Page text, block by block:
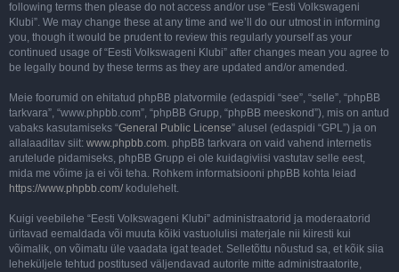
following terms then please do not access and/or use “Eesti Volkswageni
Klubi”. We may change these at any time and we’ll do our utmost in informing
you, though it would be prudent to review this regularly yourself as your
continued usage of “Eesti Volkswageni Klubi” after changes mean you agree to
be legally bound by these terms as they are updated and/or amended.
Meie foorumid on ehitatud phpBB platvormile (edaspidi “see”, “selle”, “phpBB
tarkvara”, “www.phpbb.com”, “phpBB Grupp, “phpBB meeskond”), mis on antud
vabaks kasutamiseks “General Public License” alusel (edaspidi “GPL”) ja on
allalaaditav siit: www.phpbb.com. phpBB tarkvara on vaid vahend internetis
arutelude pidamiseks, phpBB Grupp ei ole kuidagiviisi vastutav selle eest,
mida me võime ja ei või teha. Rohkem informatsiooni phpBB kohta leiad
https://www.phpbb.com/ kodulehelt.
Kuigi veebilehe “Eesti Volkswageni Klubi” administraatorid ja moderaatorid
üritavad eemaldada või muuta kõiki vastuolulisi materjale nii kiiresti kui
võimalik, on võimatu üle vaadata igat teadet. Selletõttu nõustud sa, et kõik siia
leheküljele tehtud postitused väljendavad autorite mitte administraatorite,